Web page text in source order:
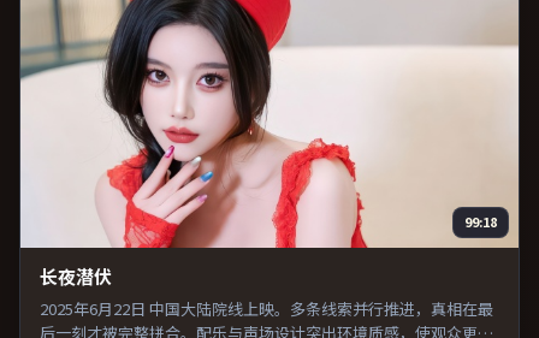
99:18
长夜潜伏
2025年6月22日 中国大陆院线上映。多条线索并行推进，真相在最
后一刻才被完整拼合。配乐与声场设计突出环境质感，使观众更易